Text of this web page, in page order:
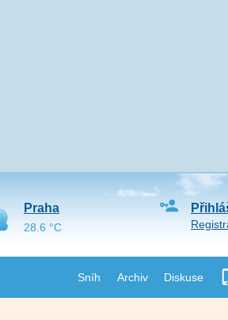
Sníh Archiv Diskuse
Praha
28.6 °C